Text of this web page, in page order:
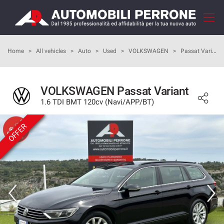
HOME
HOW TO BUY
OUR SERVICES
FEEDBACKS
VEHICLES LIST
SELL YOUR CAR
Home > All vehicles > Auto > Used > VOLKSWAGEN > Passat Variant
VOLKSWAGEN Passat Variant
1.6 TDI BMT 120cv (Navi/APP/BT)
OFFER
Your
consent
preferences
following
allows
you
to
express
your
consent
preferences
the
tracking
technologies
we
adopt
to